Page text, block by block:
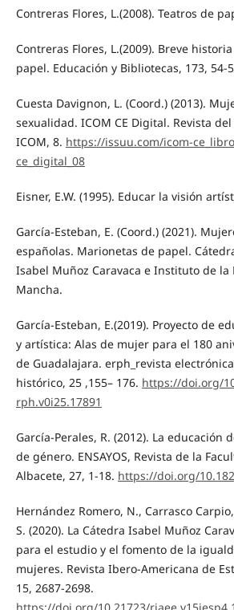
Contreras Flores, L.(2008). Teatros de
Contreras Flores, L.(2009). Breve
papel. Educación y Bibliotecas, 173, 54-
Cuesta Davignon, L. (Coord.) (2013).
sexualidad. ICOM CE Digital. Revista
ICOM, 8. https://issuu.com/icom-
ce_digital_08
Eisner, E.W. (1995). Educar la visión
García-Esteban, E. (Coord.) (2021).
españolas. Marionetas de papel.
Isabel Muñoz Caravaca e Instituto de la
Mancha.
García-Esteban, E.(2019). Proyecto de
y artística: Alas de mujer para el 180
de Guadalajara. erph_revista
histórico, 25 ,155– 176. https://doi.org/
rph.v0i25.17891
García-Perales, R. (2012). La educación
de género. ENSAYOS, Revista de la
Albacete, 27, 1-18. https://doi.org/
Hernández Romero, N., Carrasco
S. (2020). La Cátedra Isabel Muñoz
para el estudio y el fomento de la
mujeres. Revista Ibero-Americana de
15, 2687-2698.